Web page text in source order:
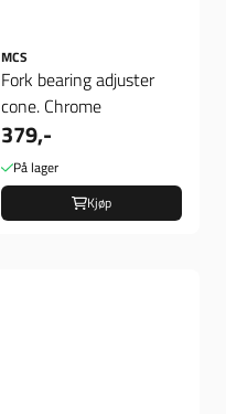
MCS
Fork bearing adjuster
cone. Chrome
379,-
På lager
Kjøp